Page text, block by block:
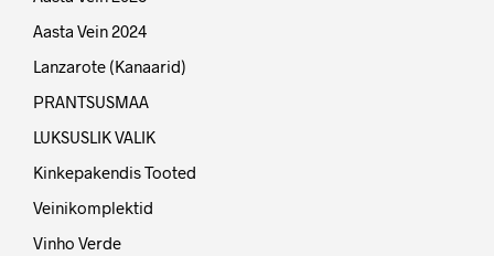
Aasta Vein 2024
Lanzarote (Kanaarid)
PRANTSUSMAA
LUKSUSLIK VALIK
Kinkepakendis Tooted
Veinikomplektid
Vinho Verde